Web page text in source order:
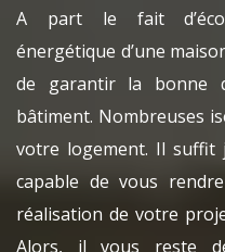
A part le fait
énergétique d’une
de garantir la bonne
bâtiment. Nombreuses
votre logement. Il suffit
capable de vous
réalisation de votre
Alors, il vous reste